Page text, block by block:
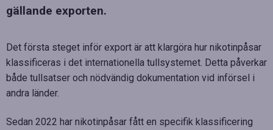
gällande exporten.
Det första steget inför export är att klargöra hur nikotinpåsar
klassificeras i det internationella tullsystemet. Detta påverkar
både tullsatser och nödvändig dokumentation vid införsel i
andra länder.
Sedan 2022 har nikotinpåsar fått en specifik klassificering